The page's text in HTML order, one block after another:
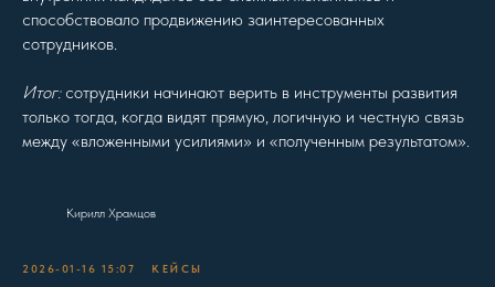
способствовало продвижению заинтересованных
сотрудников.
Итог: сотрудники начинают верить в инструменты развития
только тогда, когда видят прямую, логичную и честную связь
между «вложенными усилиями» и «полученным результатом».
Кирилл Храмцов
2026-01-16 15:07 КЕЙСЫ